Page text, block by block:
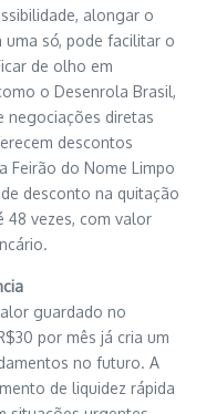
alongar o
só, pode facilitar o
de olho em
o Desenrola Brasil,
negociações diretas
descontos
Feirão do Nome Limpo
desconto na quitação
48 vezes, com valor
guardado no
por mês já cria um
no futuro. A
de liquidez rápida